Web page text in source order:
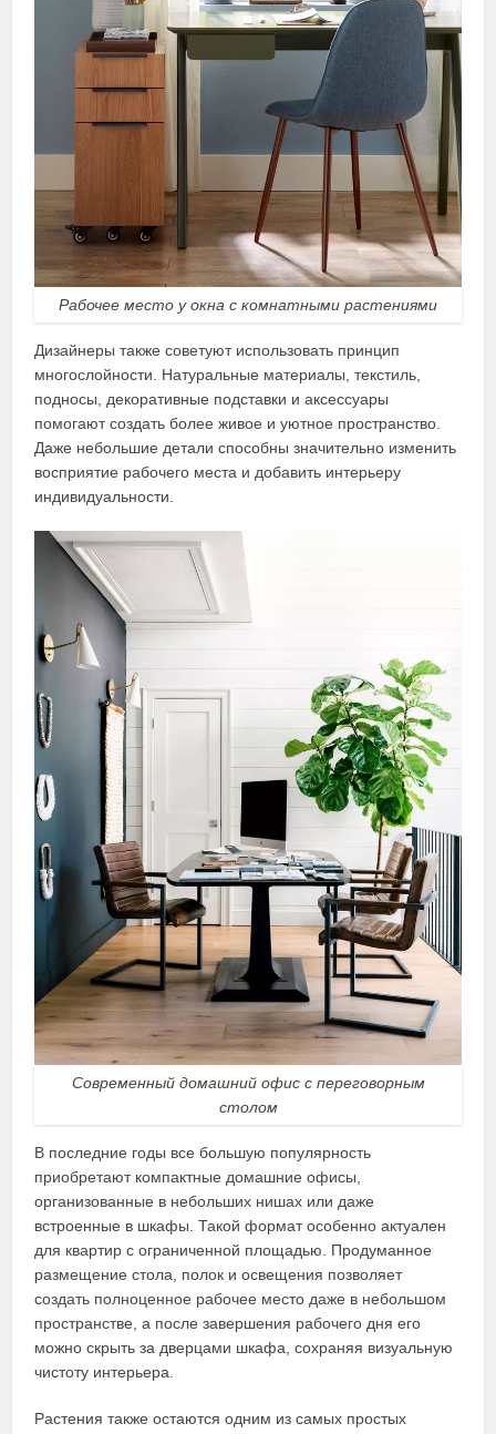
Рабочее место у окна с комнатными растениями
Дизайнеры также советуют использовать принцип
многослойности. Натуральные материалы, текстиль,
подносы, декоративные подставки и аксессуары
помогают создать более живое и уютное пространство.
Даже небольшие детали способны значительно изменить
восприятие рабочего места и добавить интерьеру
индивидуальности.
Современный домашний офис с переговорным
столом
В последние годы все большую популярность
приобретают компактные домашние офисы,
организованные в небольших нишах или даже
встроенные в шкафы. Такой формат особенно актуален
для квартир с ограниченной площадью. Продуманное
размещение стола, полок и освещения позволяет
создать полноценное рабочее место даже в небольшом
пространстве, а после завершения рабочего дня его
можно скрыть за дверцами шкафа, сохраняя визуальную
чистоту интерьера.
Растения также остаются одним из самых простых